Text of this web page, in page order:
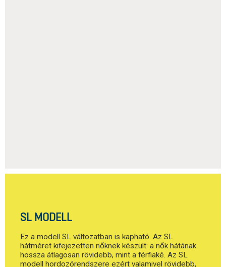
SL MODELL
Ez a modell SL változatban is kapható. Az SL
hátméret kifejezetten nőknek készült: a nők hátának
hossza átlagosan rövidebb, mint a férfiaké. Az SL
modell hordozórendszere ezért valamivel rövidebb,